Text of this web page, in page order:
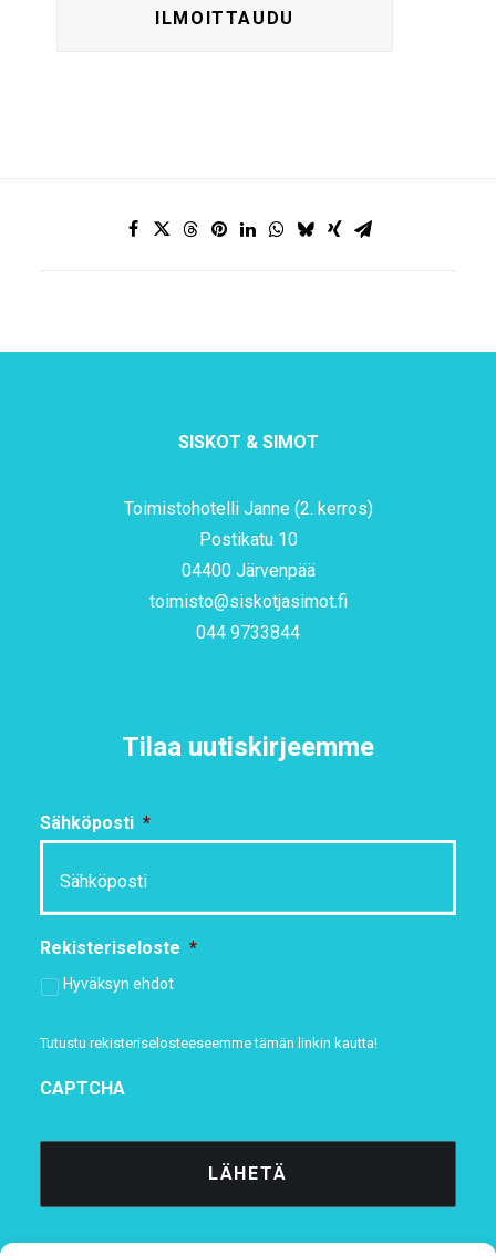
SISKOT & SIMOT
Toimistohotelli Janne (2. kerros)
Postikatu 10
04400 Järvenpää
toimisto@siskotjasimot.fi
044 9733844
Tilaa uutiskirjeemme
Sähköposti *
Rekisteriseloste *
Hyväksyn ehdot
Tutustu rekisteriselosteeseemmetämän linkin kautta!
CAPTCHA